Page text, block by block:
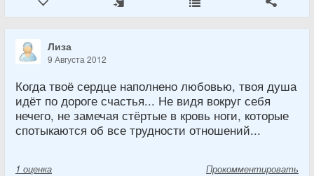
Лиза
9 Августа 2012
Когда твоё сердце наполнено любовью, твоя душа
идёт по дороге счастья... Не видя вокруг себя
нечего, не замечая стёртые в кровь ноги, которые
спотыкаются об все трудности отношений...
1 оценка Прокомментировать